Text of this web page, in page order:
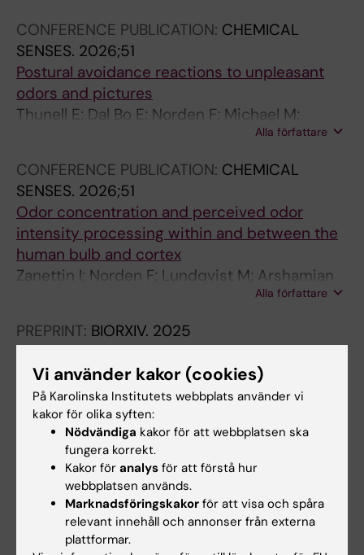
CONFERENCE PUBLICATION: CHEMICAL
SENSES. 2026;51
Postural avoidance reactions to unpleasant
odors and pictures
Thunell E; Dal Bo E; Norden F; Michael M;
Alla författare
CONFERENCE PUBLICATION: CHEMICAL
SENSES. 2026;51
Odor concentration and perceived odor
intensity processing within and between the
human bulb and cortex
Zanettin I; Norden F; Lundqvist M; Arshamian
Alla författare
PREPRINT: BIORXIV. 2025
Methodological determinants of signal quality
in electrobulbogram recordings
Nordén F; Zanettin I; Olsson T; Arshamian A;
Lundqvist M; Darki F; Lundström J
PREPRINT:BIORXIV.2025
Olfactory bulb and cortex activity reflects
subjective odor intensity perception rather
than concentration
Nordén F; Zanettin I; Lundqvist M; Arshamian
Alla författare
Vi använder kakor (cookies)
På Karolinska Institutets webbplats använder vi
kakor för olika syften:
Nödvändiga kakor för att webbplatsen ska
fungera korrekt.
Kakor för analys för att förstå hur
webbplatsen används.
Marknadsföringskakor för att visa och spåra
relevant innehåll och annonser från externa
plattformar.